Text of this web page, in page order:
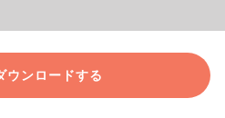
ウンロードする